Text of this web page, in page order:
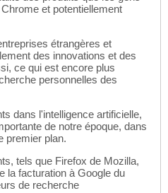
et potentiellement
étrangères et
des innovations et des
ce qui est encore plus
personnelles des
dans l'intelligence artificielle,
de notre époque, dans
premier plan.
tels que Firefox de Mozilla,
la facturation à Google du
de recherche